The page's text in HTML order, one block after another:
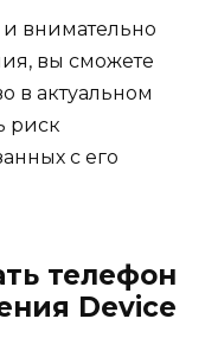
внимательно
вы сможете
в актуальном
риск
с его
телефон
Device